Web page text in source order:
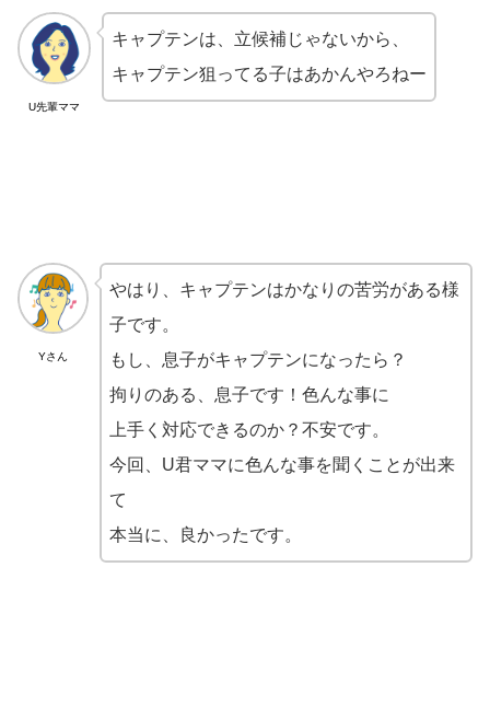
U先輩ママ
キャプテンは、立候補じゃないから、
キャプテン狙ってる子はあかんやろねー
Yさん
やはり、キャプテンはかなりの苦労がある様
子です。
もし、息子がキャプテンになったら？
拘りのある、息子です！色んな事に
上手く対応できるのか？不安です。
今回、U君ママに色んな事を聞くことが出来
て
本当に、良かったです。